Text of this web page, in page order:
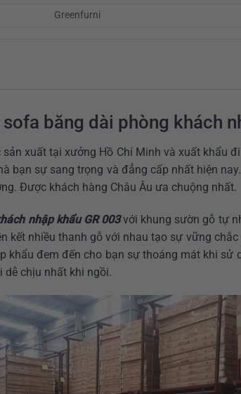
Greenfurni
băng dài phòng khách
sản xuất tại xưởng Hồ Chí Minh và xuất khẩu
bạn sự sang trọng và đẳng cấp nhất hiện
Được khách hàng Châu Âu ưa chuộng nhất.
nhập khẩu GR 003với khung sườn gỗ tự
kết nhiều thanh gỗ với nhau tạo sự vững
khẩu đem đến cho bạn sự thoáng mát khi sử
dễ chịu nhất khi ngồi.